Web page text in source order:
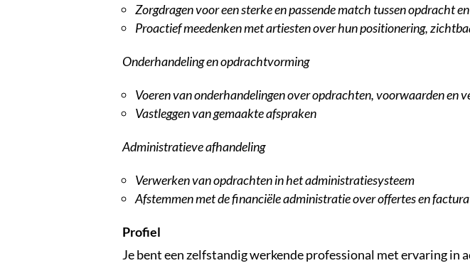
Zorgdragen voor een sterke en passende match tussen opdracht
Proactief meedenken met artiesten over hun positionering,
Onderhandeling en opdrachtvorming
Voeren van onderhandelingen over opdrachten, voorwaarden en
Vastleggen van gemaakte afspraken
Administratieve afhandeling
Verwerken van opdrachten in het administratiesysteem
Afstemmen met de financiële administratie over offertes en
Profiel
Je bent een zelfstandig werkende professional met ervaring